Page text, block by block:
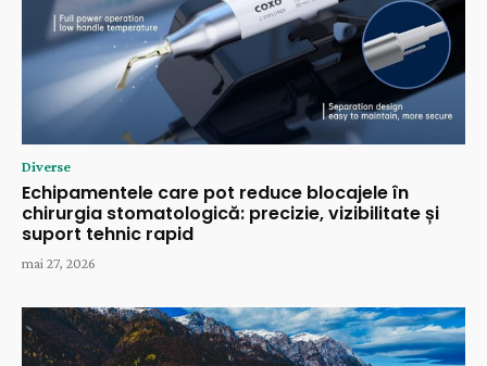
Diverse
Echipamentele care pot reduce blocajele în
chirurgia stomatologică: precizie, vizibilitate și
suport tehnic rapid
mai 27, 2026